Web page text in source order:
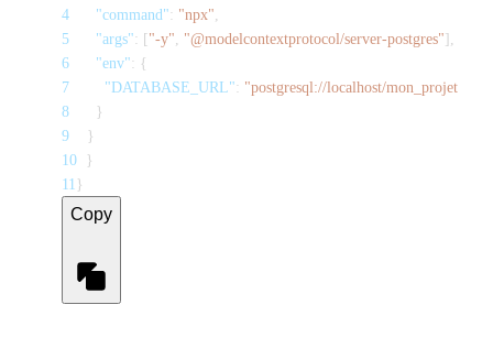
4
"command": "npx"
5
"args": ["-y" "@modelcontextprotocol/server-postgres"]
6
"env": {
7
"DATABASE_URL": "postgresql://localhost/mon_projet"
8
}
9
}
10
}
11 }
Copy